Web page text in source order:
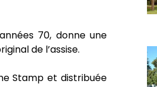
70, donne une
de l’assise.
Stamp et distribuée